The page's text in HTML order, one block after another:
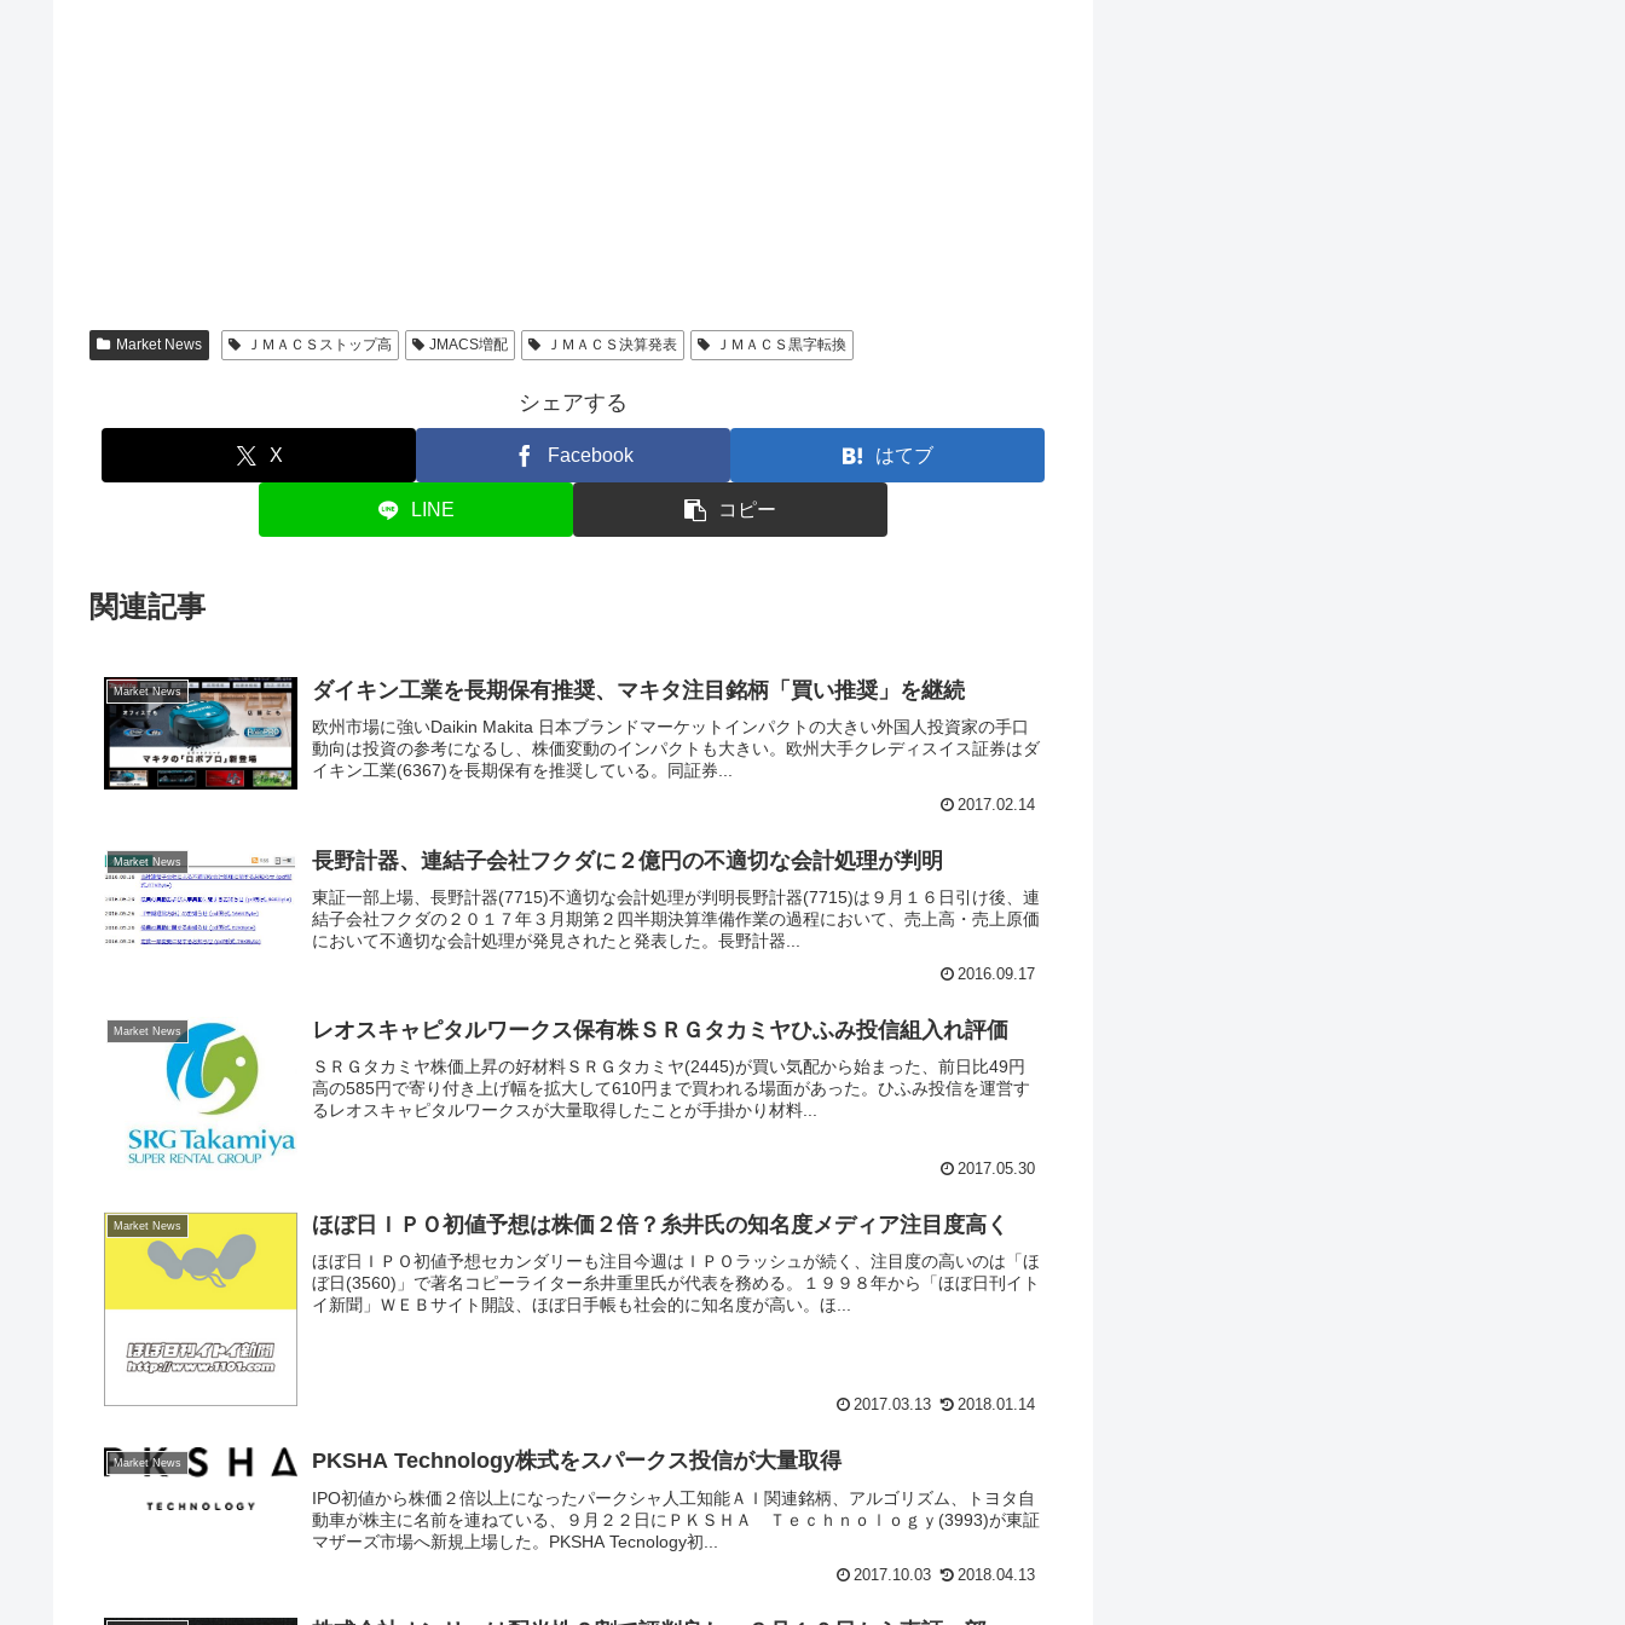
Market News ＪＭＡＣＳストップ高 JMACS増配 ＪＭＡＣＳ決算発表 ＪＭＡＣＳ黒字転換
シェアする
X Facebook はてブ
LINE コピー
関連記事
Market News ダイキン工業を長期保有推奨、マキタ注目銘柄「買い推奨」を継続
欧州市場に強いDaikin Makita 日本ブランドマーケットインパクトの大きい外国人投資家の手口
動向は投資の参考になるし、株価変動のインパクトも大きい。欧州大手クレディスイス証券はダ
イキン工業(6367)を長期保有を推奨している。同証券...
2017.02.14
Market News 長野計器、連結子会社フクダに２億円の不適切な会計処理が判明
東証一部上場、長野計器(7715)不適切な会計処理が判明長野計器(7715)は９月１６日引け後、連
結子会社フクダの２０１７年３月期第２四半期決算準備作業の過程において、売上高・売上原価
において不適切な会計処理が発見されたと発表した。長野計器...
2016.09.17
Market News レオスキャピタルワークス保有株ＳＲＧタカミヤひふみ投信組入れ評価
ＳＲＧタカミヤ株価上昇の好材料ＳＲＧタカミヤ(2445)が買い気配から始まった、前日比49円
高の585円で寄り付き上げ幅を拡大して610円まで買われる場面があった。ひふみ投信を運営す
るレオスキャピタルワークスが大量取得したことが手掛かり材料...
2017.05.30
Market News ほぼ日ＩＰＯ初値予想は株価２倍？糸井氏の知名度メディア注目度高く
ほぼ日ＩＰＯ初値予想セカンダリーも注目今週はＩＰＯラッシュが続く、注目度の高いのは「ほ
ぼ日(3560)」で著名コピーライター糸井重里氏が代表を務める。１９９８年から「ほぼ日刊イト
イ新聞」ＷＥＢサイト開設、ほぼ日手帳も社会的に知名度が高い。ほ...
2017.03.13 2018.01.14
Market News PKSHA Technology株式をスパークス投信が大量取得
IPO初値から株価２倍以上になったパークシャ人工知能ＡＩ関連銘柄、アルゴリズム、トヨタ自
動車が株主に名前を連ねている、９月２２日にＰＫＳＨＡ Ｔｅｃｈｎｏｌｏｇｙ(3993)が東証
マザーズ市場へ新規上場した。PKSHA Tecnology初...
2017.10.03 2018.04.13